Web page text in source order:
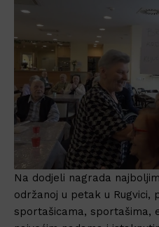
Na dodjeli nagrada
održanoj u petak u Rugvici,
sportašicama, sportašima,